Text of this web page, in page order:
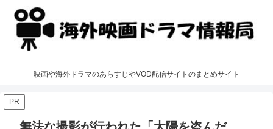
映画や海外ドラマのあらすじやVOD配信サイトのまとめサイト
PR